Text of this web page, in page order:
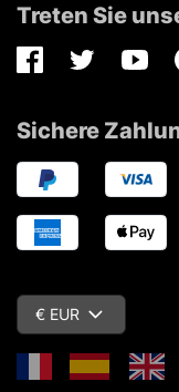
Treten Sie
FacebookTwitter
Sichere
€ EUR